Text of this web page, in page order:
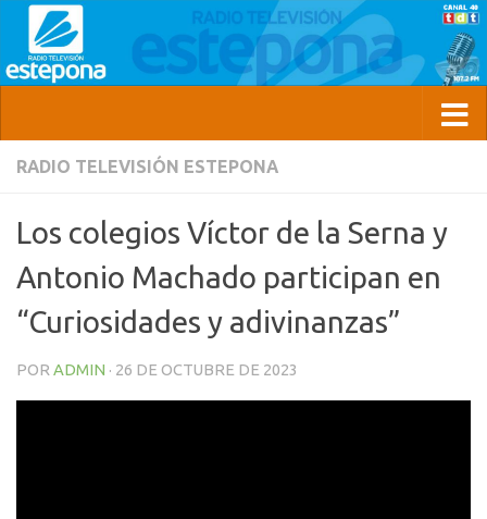
RADIO TELEVISIÓN ESTEPONA
Los colegios Víctor de la Serna y
Antonio Machado participan en
“Curiosidades y adivinanzas”
POR ADMIN · 26 DE OCTUBRE DE 2023